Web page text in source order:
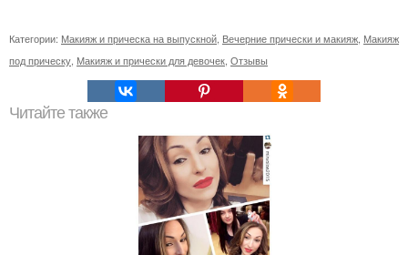
Категории: Макияж и прическа на выпускной Вечерние прически и макияж Макияж
под прическу Макияж и прически для девочек Отзывы
Читайте также